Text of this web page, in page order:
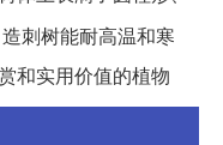
刺树能耐高温和寒
和实用价值的植物